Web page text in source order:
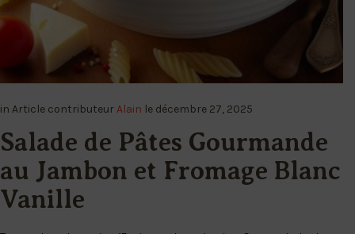
in Article contributeurAlain le décembre 27, 2025
Salade de Pâtes Gourmande
au Jambon et Fromage Blanc
Vanille